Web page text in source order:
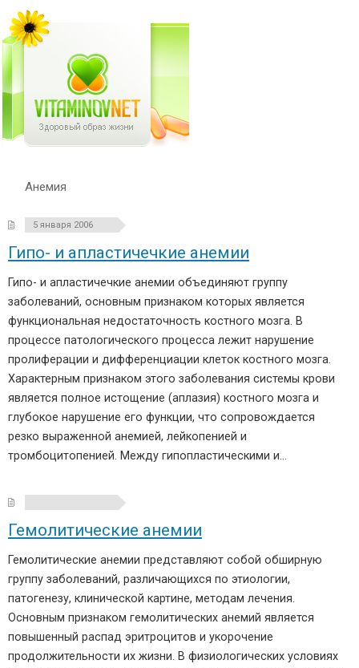
Анемия
5 января 2006
Гипо- и апластичечкие анемии
Гипо- и апластичечкие анемии объединяют группу
заболеваний, основным признаком которых является
функциональная недостаточность костного мозга. В
процессе патологического процесса лежит нарушение
пролиферации и дифференциации клеток костного мозга.
Характерным признаком этого заболевания системы крови
является полное истощение (аплазия) костного мозга и
глубокое нарушение его функции, что сопровождается
резко выраженной анемией, лейкопенией и
тромбоцитопенией. Между гипопластическими и…
Гемолитические анемии
Гемолитические анемии представляют собой обширную
группу заболеваний, различающихся по этиологии,
патогенезу, клинической картине, методам лечения.
Основным признаком гемолитических анемий является
повышенный распад эритроцитов и укорочение
продолжительности их жизни. В физиологических условиях